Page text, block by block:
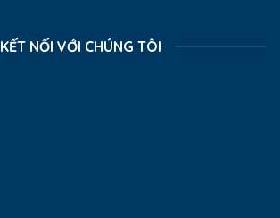
KẾT NỐI VỚI CHÚNG TÔI